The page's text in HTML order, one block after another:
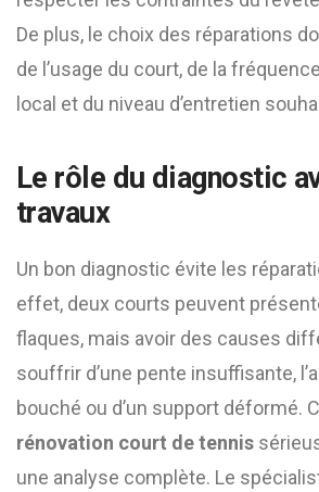
De plus, le choix des réparations
de l’usage du court, de la
local et du niveau d’entretien
Le rôle du diagnostic
travaux
Un bon diagnostic évite les
effet, deux courts peuvent
flaques, mais avoir des causes
souffrir d’une pente insuffisante,
bouché ou d’un support déformé.
rénovation court de tennis
une analyse complète. Le